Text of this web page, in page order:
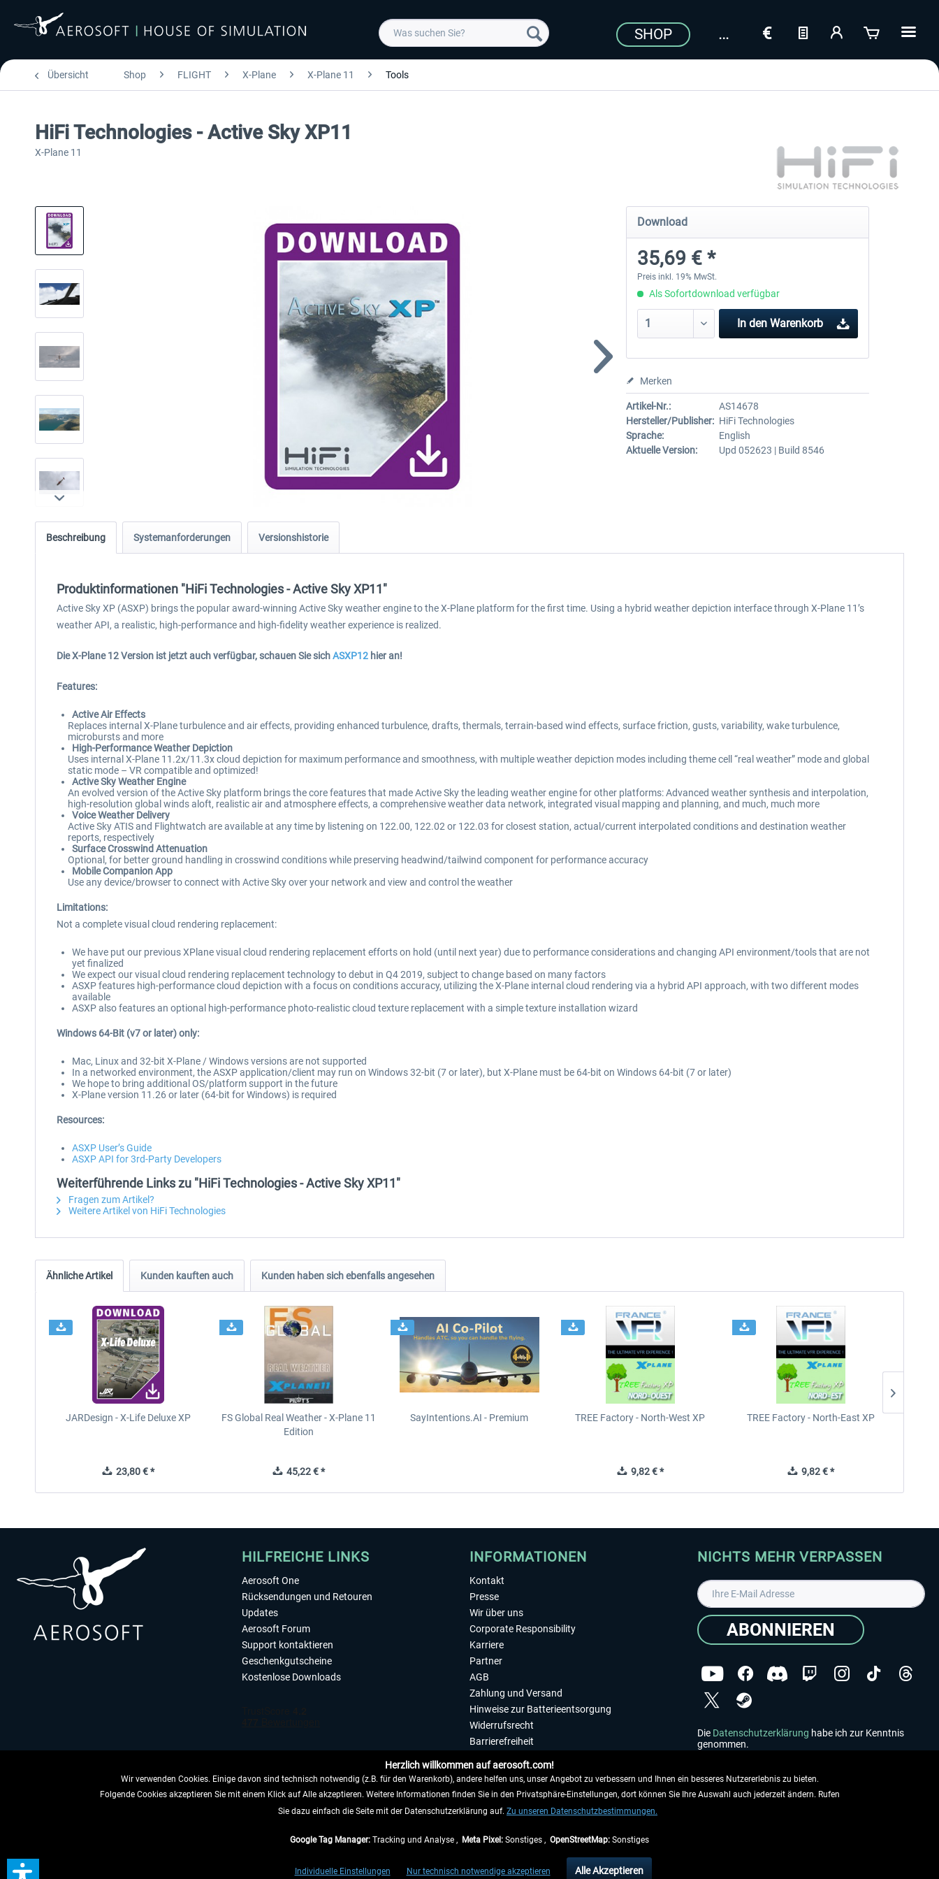
SHOP
Übersicht Shop FLIGHT X-Plane X-Plane 11 Tools
HiFi Technologies - Active Sky XP11
X-Plane 11
Download
35,69 € *
Preis inkl. 19% MwSt.
Als Sofortdownload verfügbar
In den Warenkorb
Merken
Artikel-Nr.:
AS14678
Hersteller/Publisher: HiFi Technologies
Sprache:
English
Aktuelle Version:
Upd 052623 | Build 8546
Beschreibung Systemanforderungen Versionshistorie
Produktinformationen "HiFi Technologies - Active Sky XP11"
Active Sky XP (ASXP) brings the popular award-winning Active Sky weather engine to the X-Plane platform for the first time. Using a hybrid weather depiction interface through X-Plane 11’s
weather API, a realistic, high-performance and high-fidelity weather experience is realized.
Die X-Plane 12 Version ist jetzt auch verfügbar, schauen Sie sichASXP12 hier an!
Features:
Active Air Effects
Replaces internal X-Plane turbulence and air effects, providing enhanced turbulence, drafts, thermals, terrain-based wind effects, surface friction, gusts, variability, wake turbulence,
microbursts and more
High-Performance Weather Depiction
Uses internal X-Plane 11.2x/11.3x cloud depiction for maximum performance and smoothness, with multiple weather depiction modes including theme cell “real weather” mode and global
static mode – VR compatible and optimized!
Active Sky Weather Engine
An evolved version of the Active Sky platform brings the core features that made Active Sky the leading weather engine for other platforms: Advanced weather synthesis and interpolation,
high-resolution global winds aloft, realistic air and atmosphere effects, a comprehensive weather data network, integrated visual mapping and planning, and much, much more
Voice Weather Delivery
Active Sky ATIS and Flightwatch are available at any time by listening on 122.00, 122.02 or 122.03 for closest station, actual/current interpolated conditions and destination weather
reports, respectively
Surface Crosswind Attenuation
Optional, for better ground handling in crosswind conditions while preserving headwind/tailwind component for performance accuracy
Mobile Companion App
Use any device/browser to connect with Active Sky over your network and view and control the weather
Limitations:
Not a complete visual cloud rendering replacement:
We have put our previous XPlane visual cloud rendering replacement efforts on hold (until next year) due to performance considerations and changing API environment/tools that are not
yet finalized
We expect our visual cloud rendering replacement technology to debut in Q4 2019, subject to change based on many factors
ASXP features high-performance cloud depiction with a focus on conditions accuracy, utilizing the X-Plane internal cloud rendering via a hybrid API approach, with two different modes
available
ASXP also features an optional high-performance photo-realistic cloud texture replacement with a simple texture installation wizard
Windows 64-Bit (v7 or later) only:
Mac, Linux and 32-bit X-Plane / Windows versions are not supported
In a networked environment, the ASXP application/client may run on Windows 32-bit (7 or later), but X-Plane must be 64-bit on Windows 64-bit (7 or later)
We hope to bring additional OS/platform support in the future
X-Plane version 11.26 or later (64-bit for Windows) is required
Resources:
ASXP User’s Guide
ASXP API for 3rd-Party Developers
Weiterführende Links zu "HiFi Technologies - Active Sky XP11"
Fragen zum Artikel?
Weitere Artikel von HiFi Technologies
Ähnliche Artikel Kunden kauften auch Kunden haben sich ebenfalls angesehen
JARDesign - X-Life Deluxe XP
23,80 € *
FS Global Real Weather - X-Plane 11
Edition
45,22 € *
SayIntentions.AI - Premium TREE Factory - North-West XP
9,82 € *
TREE Factory - North-East XP
9,82 € *
HILFREICHE LINKS
Aerosoft One
Rücksendungen und Retouren
Updates
Aerosoft Forum
Support kontaktieren
Geschenkgutscheine
Kostenlose Downloads
VERTRAG WIDERRUFEN
INFORMATIONEN
Kontakt
Presse
Wir über uns
Corporate Responsibility
Karriere
Partner
AGB
Zahlung und Versand
Hinweise zur Batterieentsorgung
Widerrufsrecht
Barrierefreiheit
Impressum
NICHTS MEHR VERPASSEN
ABONNIEREN
Die Datenschutzerklärung habe ich zur Kenntnis
genommen.
, wenn nicht anders beschrieben.
** Gilt für Lieferungen innerhalb Deutschlands, Lieferzeiten für andere Länder entnehmen Sie bitte denVersandinformationen
Herzlich willkommen auf aerosoft.com!
Wir verwenden Cookies. Einige davon sind technisch notwendig (z.B. für den Warenkorb), andere helfen uns, unser Angebot zu verbessern und Ihnen ein besseres Nutzererlebnis zu bieten.
Folgende Cookies akzeptieren Sie mit einem Klick auf Alle akzeptieren. Weitere Informationen finden Sie in den Privatsphäre-Einstellungen, dort können Sie Ihre Auswahl auch jederzeit ändern. Rufen
Sie dazu einfach die Seite mit der Datenschutzerklärung auf. Zu unseren Datenschutzbestimmungen.
Google Tag Manager: Tracking und Analyse , Meta Pixel: Sonstiges , OpenStreetMap: Sonstiges
Individuelle Einstellungen Nur technisch notwendige akzeptieren Alle Akzeptieren